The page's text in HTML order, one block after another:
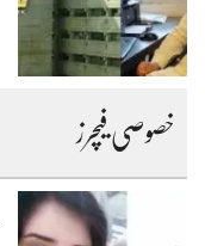
خصوصی فیچرز